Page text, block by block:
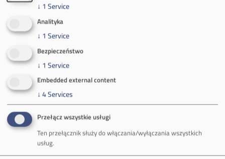
(poniedziałek-piątek 7:00-15:00)
O Firmie
Władze spółki
Spółka Południowy Koncern Węglowy
Zakład Górniczy Brzeszcze
↓ 1 Service
Analityka
↓ 1 Service
Bezpieczeństwo
↓ 1 Service
Embedded external content
↓ 4Services
Przełącz wszystkie usługi
Ten przełącznik służy do włączania/wyłączania wszystkich
usług.